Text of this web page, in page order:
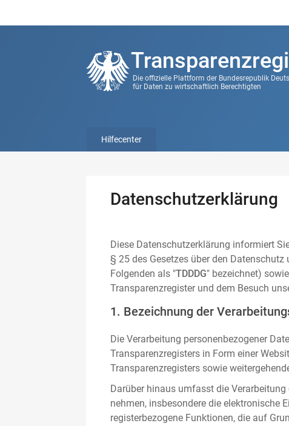
Die offizielle Plattform der Bundesrepublik
für Daten zu wirtschaftlich Berechtigten
Hilfecenter
Datenschutzerklärung
Diese Datenschutzerklärung informiert
§ 25 des Gesetzes über den
Folgenden als "TDDDG" bezeichnet)
Transparenzregister und dem Besuch
1. Bezeichnung der
Die Verarbeitung personenbezogener
Transparenzregisters in Form einer
Transparenzregisters sowie
Darüber hinaus umfasst die
nehmen, insbesondere die elektronische
registerbezogene Funktionen, die auf